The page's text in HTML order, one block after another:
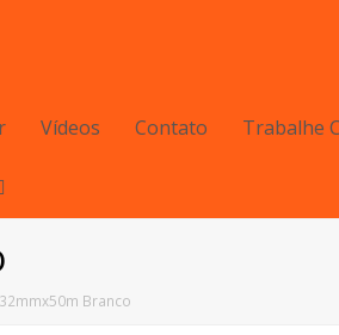
Vídeos Contato Trabalhe
Branco